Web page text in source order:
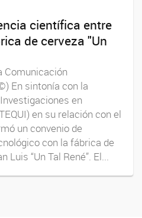
científica entre
de cerveza "Un
Comunicación
En sintonía con la
en
en su relación con el
un convenio de
con la fábrica de
Luis “Un Tal René”. El...